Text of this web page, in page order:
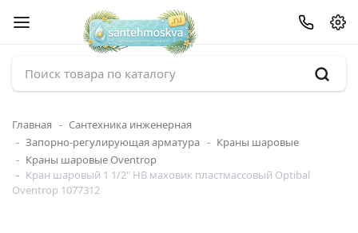
Главная
Сантехника инженерная
Запорно-регулирующая арматура
Краны шаровые
Краны шаровые Oventrop
Кран шаровый 1 1/2" НВ маховик пластмассовый Optibal
Oventrop 1077312